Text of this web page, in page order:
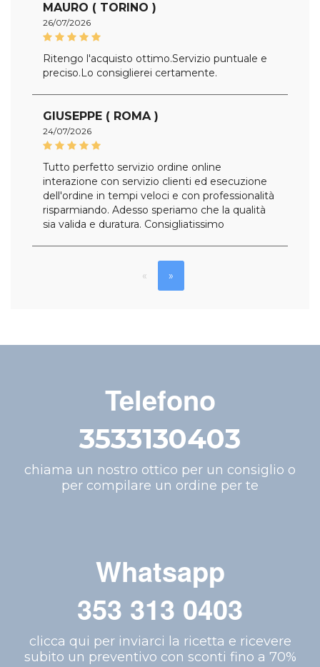
MAURO ( TORINO )
26/07/2026
Ritengo l'acquisto ottimo.Servizio puntuale e
preciso.Lo consiglierei certamente.
GIUSEPPE ( ROMA )
24/07/2026
Tutto perfetto servizio ordine online
interazione con servizio clienti ed esecuzione
dell'ordine in tempi veloci e con professionalità
risparmiando. Adesso speriamo che la qualità
sia valida e duratura. Consigliatissimo
« »
Telefono
3533130403
chiama un nostro ottico per un consiglio o
per compilare un ordine per te
Whatsapp
353 313 0403
clicca qui per inviarci la ricetta e ricevere
subito un preventivo con sconti fino a 70%